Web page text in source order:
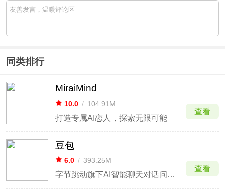
同类排行
MiraiMind
10.0 / 104.91M
打造专属AI恋人，探索无限可能
查看
豆包
6.0 / 393.25M
字节跳动旗下AI智能聊天对话问答小助手
查看